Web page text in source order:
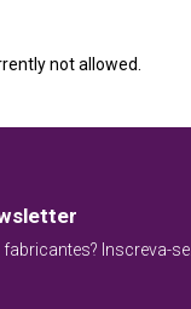
not allowed.
Inscreva-se.